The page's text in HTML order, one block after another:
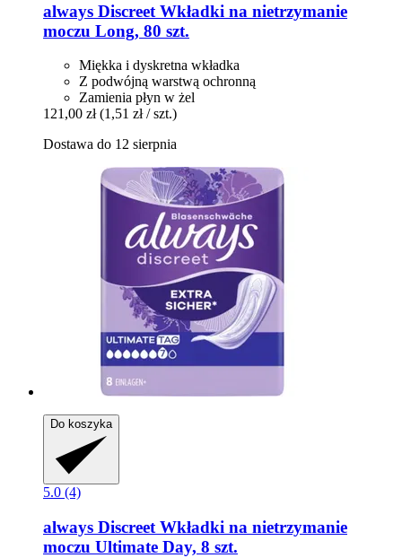
always Discreet Wkładki na nietrzymanie
moczu Long, 80 szt.
Miękka i dyskretna wkładka
Z podwójną warstwą ochronną
Zamienia płyn w żel
121,00 zł (1,51 zł / szt.)
Dostawa do 12 sierpnia
Do koszyka
5.0 (4)
always Discreet Wkładki na nietrzymanie
moczu Ultimate Day, 8 szt.